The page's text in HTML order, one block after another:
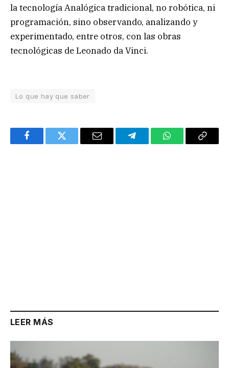
la tecnología Analógica tradicional, no robótica, ni
programación, sino observando, analizando y
experimentado, entre otros, con las obras
tecnológicas de Leonado da Vinci.
Lo que hay que saber
FacebookTwitter Email TelegramWhatsAppCopy
LEER MÁS